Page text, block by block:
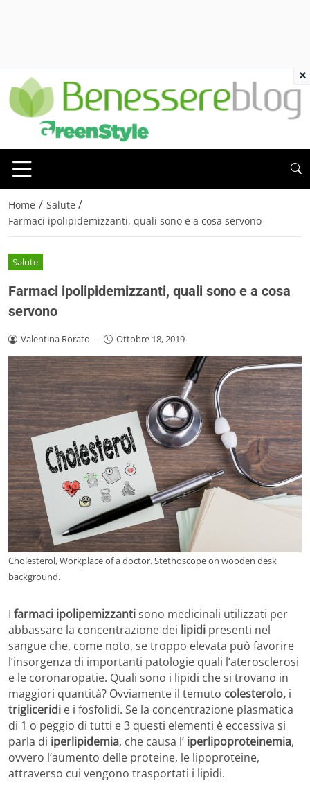
Home / Salute /
Farmaci ipolipidemizzanti, quali sono e a cosa servono
Salute
Farmaci ipolipidemizzanti, quali sono e a cosa
servono
Valentina Rorato - Ottobre 18, 2019
Cholesterol, Workplace of a doctor. Stethoscope on wooden desk
background.
I farmaci ipolipemizzantisono medicinali utilizzati per
abbassare la concentrazione dei lipidi presenti nel
sangue che, come noto, se troppo elevata può favorire
l’insorgenza di importanti patologie quali l’aterosclerosi
e le coronaropatie. Quali sono i lipidi che si trovano in
maggiori quantità? Ovviamente il temuto colesterolo, i
trigliceridi e i fosfolidi. Se la concentrazione plasmatica
di 1 o peggio di tutti e 3 questi elementi è eccessiva si
parla di iperlipidemia, che causa l’ iperlipoproteinemia,
ovvero l’aumento delle proteine, le lipoproteine,
attraverso cui vengono trasportati i lipidi.
×